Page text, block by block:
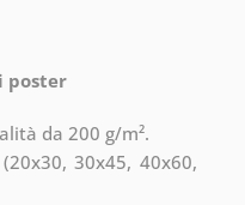
poster
da 200 g/m².
30x45, 40x60,